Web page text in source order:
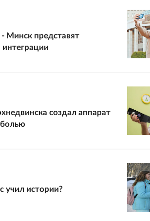
Минск представят
создал аппарат
учил истории?